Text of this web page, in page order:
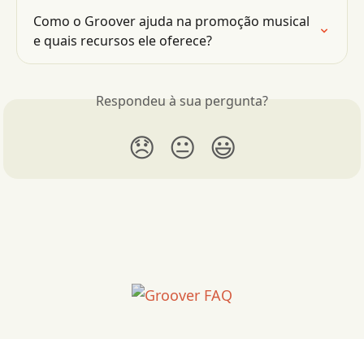
Como o Groover ajuda na promoção musical
e quais recursos ele oferece?
Respondeu à sua pergunta?
😞 😐 😃